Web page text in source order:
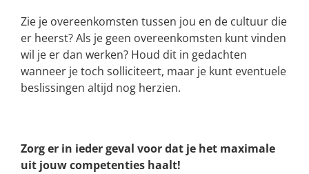
Zie je overeenkomsten tussen jou en de cultuur die
er heerst? Als je geen overeenkomsten kunt vinden
wil je er dan werken? Houd dit in gedachten
wanneer je toch solliciteert, maar je kunt eventuele
beslissingen altijd nog herzien.
Zorg er in ieder geval voor dat je het maximale
uit jouw competenties haalt!